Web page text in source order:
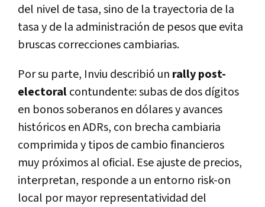
del nivel de tasa, sino de la trayectoria de la
tasa y de la administración de pesos que evita
bruscas correcciones cambiarias.
Por su parte, Inviu describió un rally post-
electoralcontundente: subas de dos dígitos
en bonos soberanos en dólares y avances
históricos en ADRs, con brecha cambiaria
comprimida y tipos de cambio financieros
muy próximos al oficial. Ese ajuste de precios,
interpretan, responde a un entorno risk-on
local por mayor representatividad del